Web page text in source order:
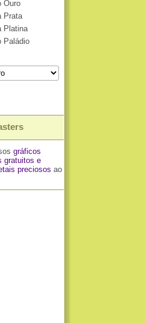
Ouro
Prata
Platina
Paládio
gráficos
gratuitos e
preciosos ao